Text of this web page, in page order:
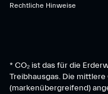
Rechtliche Hinweise
* CO₂ ist das für die
Treibhausgas. Die mittlere
(markenübergreifend)